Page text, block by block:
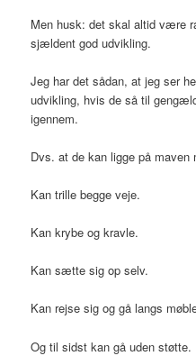
Men husk: det skal altid være
sjældent god udvikling.
Jeg har det sådan, at jeg ser
udvikling, hvis de så til
igennem.
Dvs. at de kan ligge på maven
Kan trille begge veje.
Kan krybe og kravle.
Kan sætte sig op selv.
Kan rejse sig og gå langs
Og til sidst kan gå uden støtte.